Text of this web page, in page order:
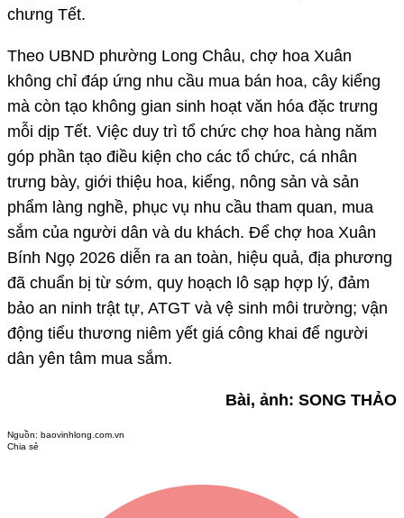
chưng Tết.
Theo UBND phường Long Châu, chợ hoa Xuân
không chỉ đáp ứng nhu cầu mua bán hoa, cây kiểng
mà còn tạo không gian sinh hoạt văn hóa đặc trưng
mỗi dịp Tết. Việc duy trì tổ chức chợ hoa hàng năm
góp phần tạo điều kiện cho các tổ chức, cá nhân
trưng bày, giới thiệu hoa, kiểng, nông sản và sản
phẩm làng nghề, phục vụ nhu cầu tham quan, mua
sắm của người dân và du khách. Để chợ hoa Xuân
Bính Ngọ 2026 diễn ra an toàn, hiệu quả, địa phương
đã chuẩn bị từ sớm, quy hoạch lô sạp hợp lý, đảm
bảo an ninh trật tự, ATGT và vệ sinh môi trường; vận
động tiểu thương niêm yết giá công khai để người
dân yên tâm mua sắm.
Bài, ảnh: SONG THẢO
Nguồn: baovinhlong.com.vn
Chia sẻ